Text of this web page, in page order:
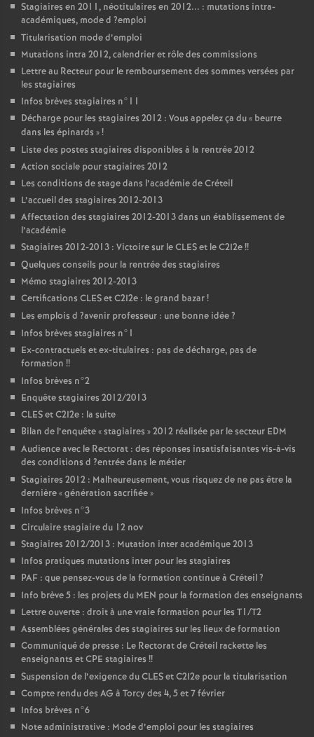
Stagiaires en 2011, néotitulaires en 2012... : mutations intra-
académiques, mode d ?emploi
Titularisation mode d’emploi
Mutations intra 2012, calendrier et rôle des commissions
Lettre au Recteur pour le remboursement des sommes versées par
les stagiaires
Infos brèves stagiaires n°11
Décharge pour les stagiaires 2012 : Vous appelez ça du « beurre
dans les épinards »!
Liste des postes stagiaires disponibles à la rentrée 2012
Action sociale pour stagiaires 2012
Les conditions de stage dans l’académie de Créteil
L’accueil des stagiaires 2012-2013
Affectation des stagiaires 2012-2013 dans un établissement de
l’académie
Stagiaires 2012-2013 : Victoire sur leCLESet le C2I2e!!
Quelques conseils pour la rentrée des stagiaires
Mémo stagiaires 2012-2013
Certifications CLESet C2I2e : le grand bazar!
Les emplois d ?avenir professeur : une bonne idée?
Infos brèves stagiaires n°1
Ex-contractuels et ex-titulaires : pas de décharge, pas de
formation !!
Infos brèves n°2
Enquête stagiaires 2012/2013
CLESet C2I2e : la suite
Bilan de l’enquête «stagiaires » 2012 réalisée par le secteur EDM
Audience avec le Rectorat : des réponses insatisfaisantes vis-à-vis
des conditions d ?entrée dans le métier
Stagiaires 2012 : Malheureusement, vous risquez de ne pas être la
dernière «génération sacrifiée»
Infos brèves n°3
Circulaire stagiaire du 12 nov
Stagiaires 2012/2013 : Mutation inter académique 2013
Infos pratiques mutations inter pour les stagiaires
PAF : que pensez-vous de la formation continue à Créteil?
Info brève 5 : les projets du MEN pour la formation des enseignants
Lettre ouverte : droit à une vraie formation pour les T1/T2
Assemblées générales des stagiaires sur les lieux de formation
Communiqué de presse : Le Rectorat de Créteil rackette les
enseignants etCPE stagiaires !!
Suspension de l’exigence duCLESet C2I2e pour la titularisation
Compte rendu des AG à Torcy des 4, 5 et 7 février
Infos brèves n°6
Note administrative : Mode d’emploi pour les stagiaires